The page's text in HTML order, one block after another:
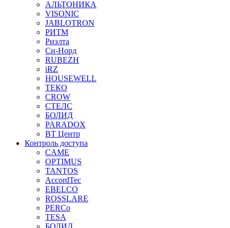
АЛЬТОНИКА
VISONIC
JABLOTRON
РИТМ
Риэлта
Си-Норд
RUBEZH
iRZ
HOUSEWELL
ТЕКО
CROW
СТЕЛС
БОЛИД
PARADOX
ВТ Центр
Контроль доступа
CAME
OPTIMUS
TANTOS
AccordTec
EBELCO
ROSSLARE
PERCo
TESA
БОЛИД